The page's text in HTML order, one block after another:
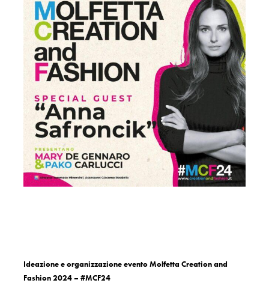
Ideazione e organizzazione evento Molfetta Creation and
Fashion 2024 – #MCF24